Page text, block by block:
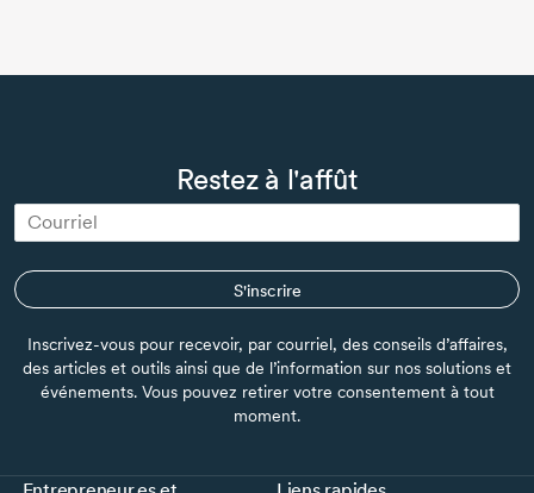
Restez à l'affût
S'inscrire
Inscrivez-vous pour recevoir, par courriel, des conseils d’affaires,
des articles et outils ainsi que de l’information sur nos solutions et
événements. Vous pouvez retirer votre consentement à tout
moment.